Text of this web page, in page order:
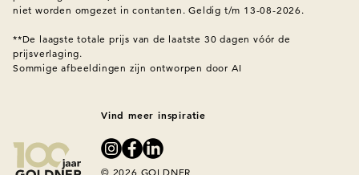
niet worden omgezet in contanten. Geldig t/m 13-08-2026.
**De laagste totale prijs van de laatste 30 dagen vóór de
prijsverlaging.
Sommige afbeeldingen zijn ontworpen door AI
Vind meer inspiratie
© 2026 GOLDNER